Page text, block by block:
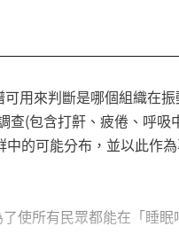
用來判斷是哪個組織在
查(包含打鼾、疲倦、呼吸
的可能分布，並以此作
使所有民眾都能在「睡眠